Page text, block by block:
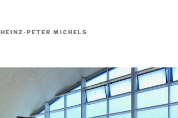
HEINZ-PETER MICHELS